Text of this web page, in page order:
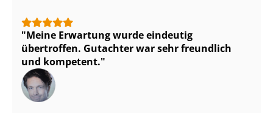
Meine Erwartung wurde eindeutig
übertroffen. Gutachter war sehr freundlich
und kompetent.